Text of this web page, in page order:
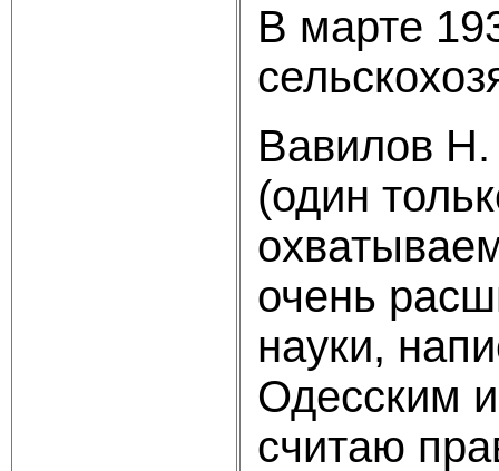
В марте
Вавилов Н.
(один
очень
науки,
Одесским
считаю